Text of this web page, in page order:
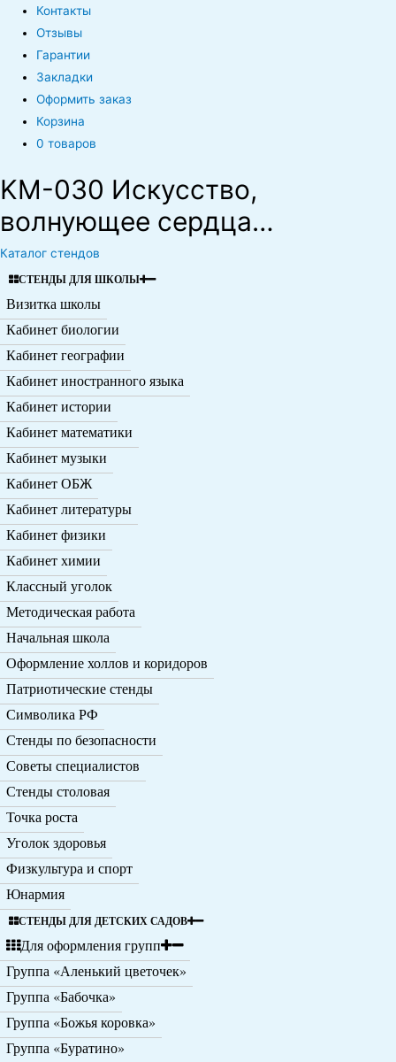
Контакты
Отзывы
Гарантии
Закладки
Оформить заказ
Корзина
0 товаров
KM-030 Искусство,
волнующее сердца…
Каталог стендов
СТЕНДЫ ДЛЯ ШКОЛЫ
Визитка школы
Кабинет биологии
Кабинет географии
Кабинет иностранного языка
Кабинет истории
Кабинет математики
Кабинет музыки
Кабинет ОБЖ
Кабинет литературы
Кабинет физики
Кабинет химии
Классный уголок
Методическая работа
Начальная школа
Оформление холлов и коридоров
Патриотические стенды
Символика РФ
Стенды по безопасности
Советы специалистов
Стенды столовая
Точка роста
Уголок здоровья
Физкультура и спорт
Юнармия
СТЕНДЫ ДЛЯ ДЕТСКИХ САДОВ
Для оформления групп
Группа «Аленький цветочек»
Группа «Бабочка»
Группа «Божья коровка»
Группа «Буратино»